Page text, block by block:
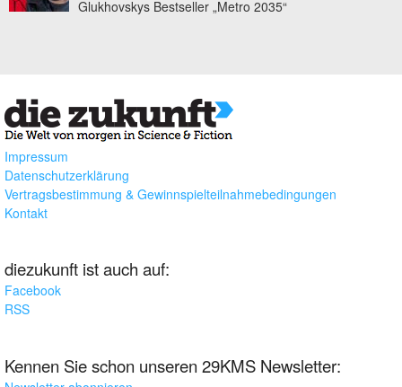
Glukhovskys Bestseller „Metro 2035“
Impressum
Datenschutzerklärung
Vertragsbestimmung & Gewinnspielteilnahmebedingungen
Kontakt
diezukunft ist auch auf:
Facebook
RSS
Kennen Sie schon unseren 29KMS Newsletter: